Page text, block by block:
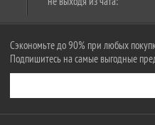
Сэкономьте до 90% при любых
Подпишитесь на самые выгодные